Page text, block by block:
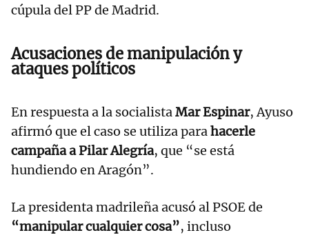
cúpula del PP de Madrid.
Acusaciones de manipulación y
ataques políticos
En respuesta a la socialistaMar Espinar, Ayuso
afirmó que el caso se utiliza parahacerle
campaña a Pilar Alegría, que “se está
hundiendo en Aragón”.
La presidenta madrileña acusó al PSOE de
“manipular cualquier cosa”, incluso